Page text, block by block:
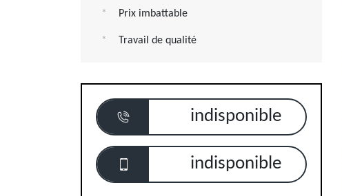
Prix imbattable
Travail de qualité
indisponible
indisponible